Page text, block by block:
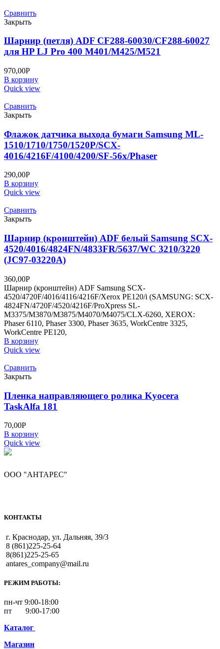
Сравнить
Закрыть
Шарнир (петля) ADF CF288-60030/CF288-60027
для HP LJ Pro 400 M401/M425/M521
970,00Р
В корзину
Quick view
Сравнить
Закрыть
Флажок датчика выхода бумаги Samsung ML-
1510/1710/1750/1520P/SCX-
4016/4216F/4100/4200/SF-56х/Phaser
290,00Р
В корзину
Quick view
Сравнить
Закрыть
Шарнир (кронштейн) ADF белый Samsung SCX-
4520/4016/4824FN/4833FR/5637/WC 3210/3220
(JC97-03220A)
360,00Р
Шарнир (кронштейн) ADF Samsung SCX-
4520/4720F/4016/4116/4216F/Xerox PE120/i (SAMSUNG: SCX-
4824FN/4720F/4520/4216F/ProXpress SL-
M3375/M3870/M3875/M4070/M4075/CLX-6260, XEROX:
Phaser 6110, Phaser 3300, Phaser 3635, WorkCentre 3325,
WorkCentre PE120,
В корзину
Quick view
Сравнить
Закрыть
Пленка направляющего ролика Kyocera
TaskAlfa 181
70,00Р
В корзину
Quick view
ООО "АНТАРЕС"
КОНТАКТЫ
г. Краснодар, ул. Дальняя, 39/3
8 (861)225-25-64
8(861)225-25-65
antares_company@mail.ru
РЕЖИМ РАБОТЫ:
пн-чт 9:00-18:00
пт 9:00-17:00
Каталог
Магазин